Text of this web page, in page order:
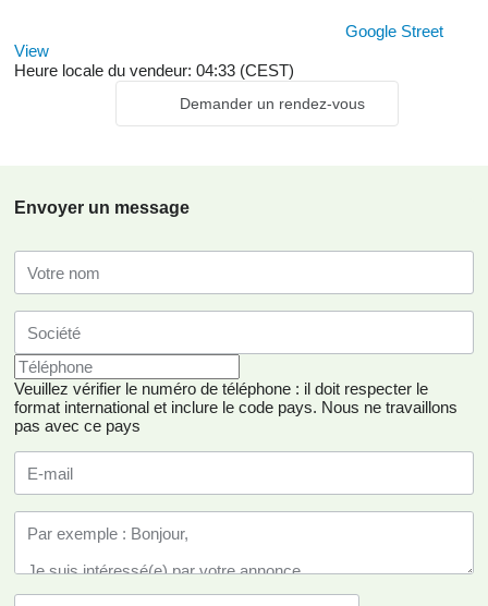
Google Street
View
Heure locale du vendeur: 04:33 (CEST)
Demander un rendez-vous
Envoyer un message
Veuillez vérifier le numéro de téléphone : il doit respecter le
format international et inclure le code pays. Nous ne travaillons
pas avec ce pays